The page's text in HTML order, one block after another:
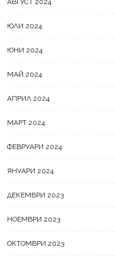
АВГУСТ 2024
ЮЛИ 2024
ЮНИ 2024
МАЙ 2024
АПРИЛ 2024
МАРТ 2024
ФЕВРУАРИ 2024
ЯНУАРИ 2024
ДЕКЕМВРИ 2023
НОЕМВРИ 2023
ОКТОМВРИ 2023